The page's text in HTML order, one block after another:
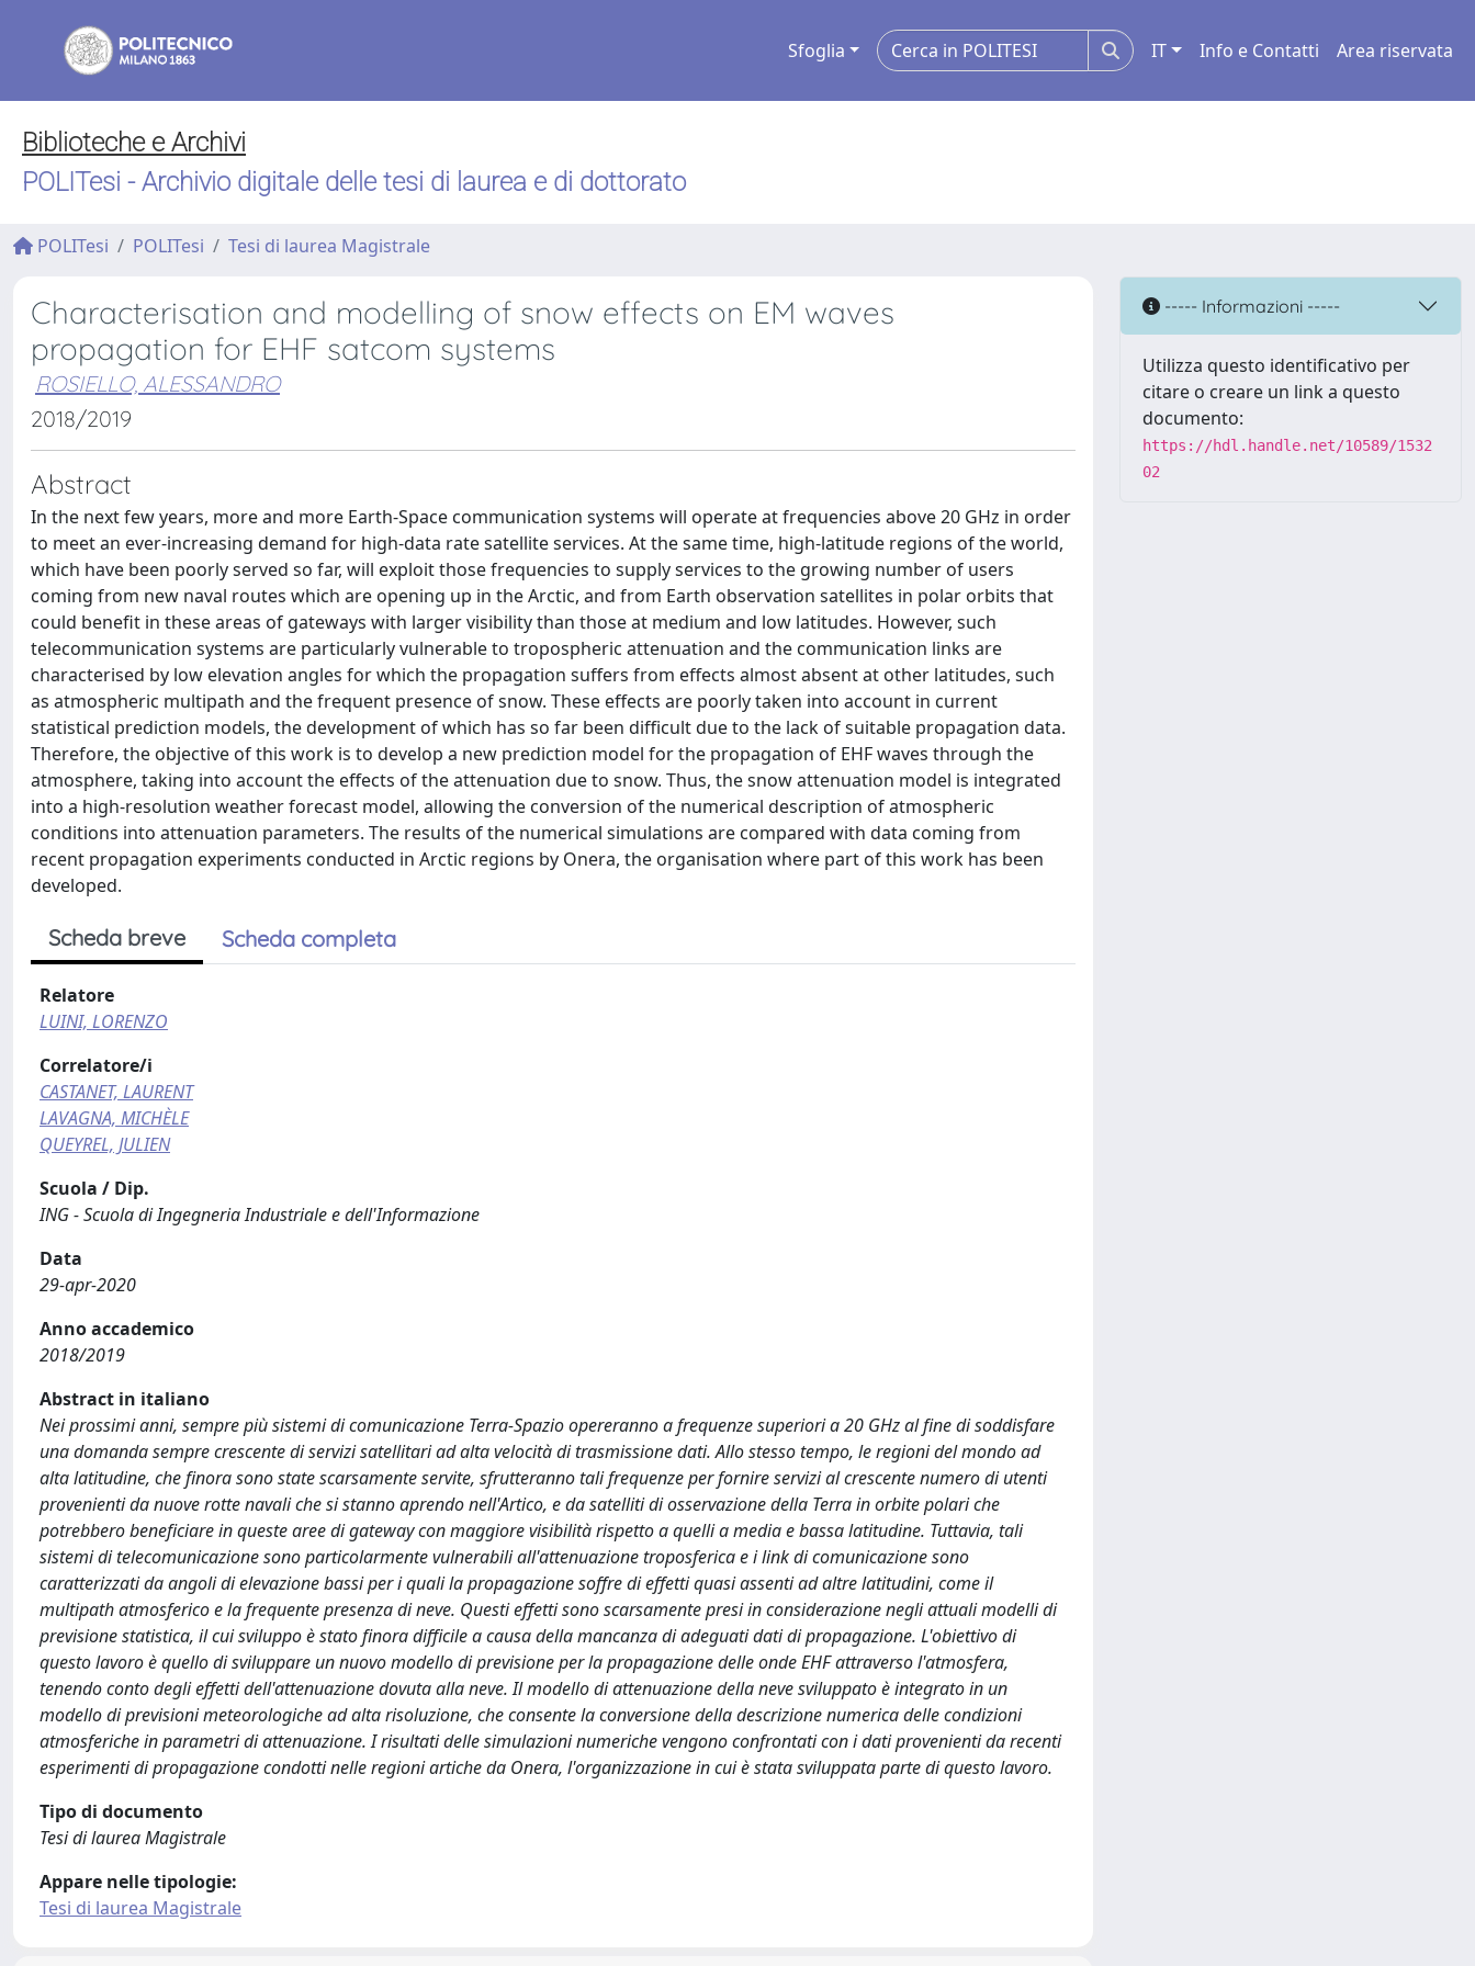
Sfoglia IT Info e Contatti Area riservata
Biblioteche e Archivi
POLITesi - Archivio digitale delle tesi di laurea e di dottorato
POLITesi POLITesi Tesi di laurea Magistrale
Characterisation and modelling of snow effects on EM waves
propagation for EHF satcom systems
ROSIELLO, ALESSANDRO
2018/2019
Abstract
In the next few years, more and more Earth-Space communication systems will operate at frequencies above 20 GHz in order
to meet an ever-increasing demand for high-data rate satellite services. At the same time, high-latitude regions of the world,
which have been poorly served so far, will exploit those frequencies to supply services to the growing number of users
coming from new naval routes which are opening up in the Arctic, and from Earth observation satellites in polar orbits that
could benefit in these areas of gateways with larger visibility than those at medium and low latitudes. However, such
telecommunication systems are particularly vulnerable to tropospheric attenuation and the communication links are
characterised by low elevation angles for which the propagation suffers from effects almost absent at other latitudes, such
as atmospheric multipath and the frequent presence of snow. These effects are poorly taken into account in current
statistical prediction models, the development of which has so far been difficult due to the lack of suitable propagation data.
Therefore, the objective of this work is to develop a new prediction model for the propagation of EHF waves through the
atmosphere, taking into account the effects of the attenuation due to snow. Thus, the snow attenuation model is integrated
into a high-resolution weather forecast model, allowing the conversion of the numerical description of atmospheric
conditions into attenuation parameters. The results of the numerical simulations are compared with data coming from
recent propagation experiments conducted in Arctic regions by Onera, the organisation where part of this work has been
developed.
Scheda breve Scheda completa
Relatore
LUINI, LORENZO
Correlatore/i
CASTANET, LAURENT
LAVAGNA, MICHÈLE
QUEYREL, JULIEN
Scuola / Dip.
ING - Scuola di Ingegneria Industriale e dell'Informazione
Data
29-apr-2020
Anno accademico
2018/2019
Abstract in italiano
Nei prossimi anni, sempre più sistemi di comunicazione Terra-Spazio opereranno a frequenze superiori a 20 GHz al fine di soddisfare
una domanda sempre crescente di servizi satellitari ad alta velocità di trasmissione dati. Allo stesso tempo, le regioni del mondo ad
alta latitudine, che finora sono state scarsamente servite, sfrutteranno tali frequenze per fornire servizi al crescente numero di utenti
provenienti da nuove rotte navali che si stanno aprendo nell'Artico, e da satelliti di osservazione della Terra in orbite polari che
potrebbero beneficiare in queste aree di gateway con maggiore visibilità rispetto a quelli a media e bassa latitudine. Tuttavia, tali
sistemi di telecomunicazione sono particolarmente vulnerabili all'attenuazione troposferica e i link di comunicazione sono
caratterizzati da angoli di elevazione bassi per i quali la propagazione soffre di effetti quasi assenti ad altre latitudini, come il
multipath atmosferico e la frequente presenza di neve. Questi effetti sono scarsamente presi in considerazione negli attuali modelli di
previsione statistica, il cui sviluppo è stato finora difficile a causa della mancanza di adeguati dati di propagazione. L'obiettivo di
questo lavoro è quello di sviluppare un nuovo modello di previsione per la propagazione delle onde EHF attraverso l'atmosfera,
tenendo conto degli effetti dell'attenuazione dovuta alla neve. Il modello di attenuazione della neve sviluppato è integrato in un
modello di previsioni meteorologiche ad alta risoluzione, che consente la conversione della descrizione numerica delle condizioni
atmosferiche in parametri di attenuazione. I risultati delle simulazioni numeriche vengono confrontati con i dati provenienti da recenti
esperimenti di propagazione condotti nelle regioni artiche da Onera, l'organizzazione in cui è stata sviluppata parte di questo lavoro.
Tipo di documento
Tesi di laurea Magistrale
Appare nelle tipologie:
Tesi di laurea Magistrale
----- Informazioni -----
Utilizza questo identificativo per
citare o creare un link a questo
documento:
https://hdl.handle.net/10589/1532
02